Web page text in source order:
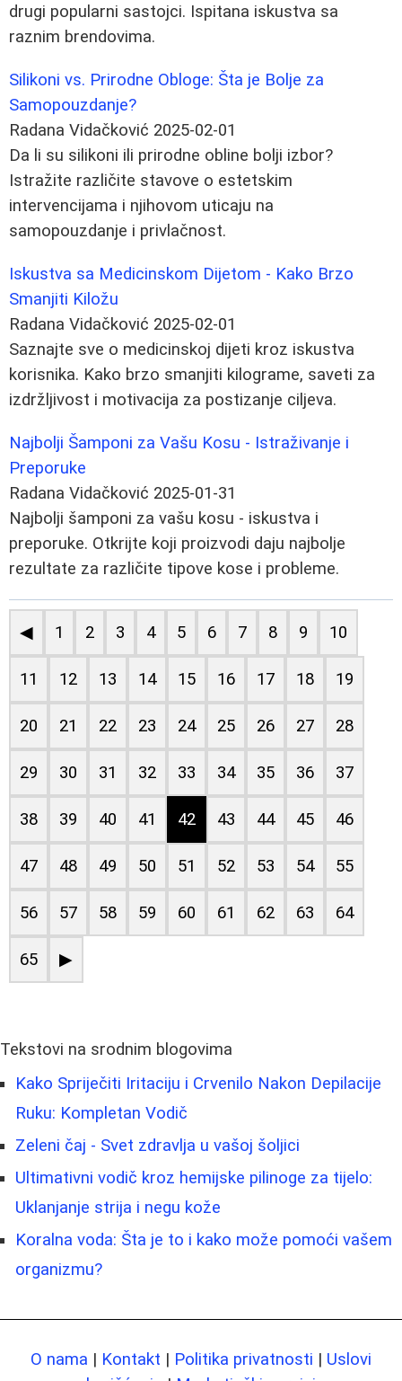
drugi popularni sastojci. Ispitana iskustva sa
raznim brendovima.
Silikoni vs. Prirodne Obloge: Šta je Bolje za
Samopouzdanje?
Radana Vidačković 2025-02-01
Da li su silikoni ili prirodne obline bolji izbor?
Istražite različite stavove o estetskim
intervencijama i njihovom uticaju na
samopouzdanje i privlačnost.
Iskustva sa Medicinskom Dijetom - Kako Brzo
Smanjiti Kiložu
Radana Vidačković 2025-02-01
Saznajte sve o medicinskoj dijeti kroz iskustva
korisnika. Kako brzo smanjiti kilograme, saveti za
izdržljivost i motivacija za postizanje ciljeva.
Najbolji Šamponi za Vašu Kosu - Istraživanje i
Preporuke
Radana Vidačković 2025-01-31
Najbolji šamponi za vašu kosu - iskustva i
preporuke. Otkrijte koji proizvodi daju najbolje
rezultate za različite tipove kose i probleme.
◀ 1 2 3 4 5 6 7 8 9 10
11 12 13 14 15 16 17 18 19
20 21 22 23 24 25 26 27 28
29 30 31 32 33 34 35 36 37
38 39 40 41 42 43 44 45 46
47 48 49 50 51 52 53 54 55
56 57 58 59 60 61 62 63 64
65 ▶
Tekstovi na srodnim blogovima
Kako Spriječiti Iritaciju i Crvenilo Nakon Depilacije
Ruku: Kompletan Vodič
Zeleni čaj - Svet zdravlja u vašoj šoljici
Ultimativni vodič kroz hemijske pilinoge za tijelo:
Uklanjanje strija i negu kože
Koralna voda: Šta je to i kako može pomoći vašem
organizmu?
O nama | Kontakt | Politika privatnosti | Uslovi